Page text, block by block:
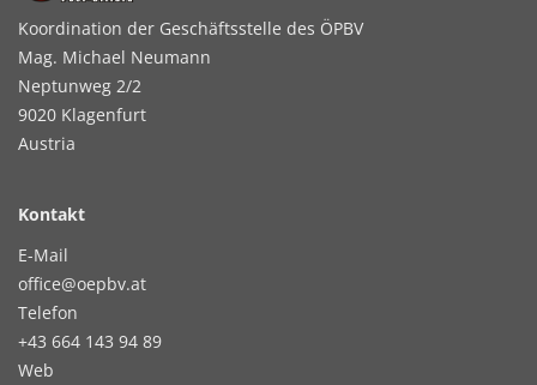
Koordination der Geschäftsstelle des ÖPBV
Mag. Michael Neumann
Neptunweg 2/2
9020 Klagenfurt
Austria
Kontakt
E-Mail
office@oepbv.at
Telefon
+43 664 143 94 89
Web